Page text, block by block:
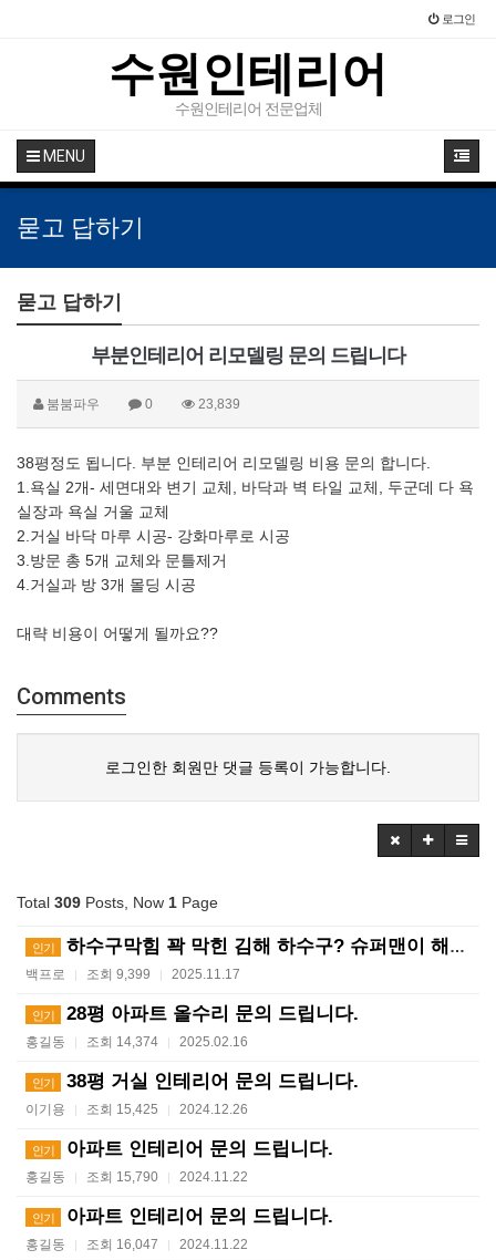
로그인
수원인테리어
수원인테리어 전문업체
MENU
묻고 답하기
묻고 답하기
부분인테리어 리모델링 문의 드립니다
붐붐파우 0 23,839
38평정도 됩니다. 부분 인테리어 리모델링 비용 문의 합니다.
1.욕실 2개- 세면대와 변기 교체, 바닥과 벽 타일 교체, 두군데 다 욕
실장과 욕실 거울 교체
2.거실 바닥 마루 시공- 강화마루로 시공
3.방문 총 5개 교체와 문틀제거
4.거실과 방 3개 몰딩 시공
대략 비용이 어떻게 될까요??
Comments
로그인한 회원만 댓글 등록이 가능합니다.
Total 309 Posts, Now 1 Page
인기 하수구막힘 꽉 막힌 김해 하수구? 슈퍼맨이 해결사! ?…
백프로 | 조회 9,399 | 2025.11.17
인기 28평 아파트 올수리 문의 드립니다.
홍길동 | 조회 14,374 | 2025.02.16
인기 38평 거실 인테리어 문의 드립니다.
이기용 | 조회 15,425 | 2024.12.26
인기 아파트 인테리어 문의 드립니다.
홍길동 | 조회 15,790 | 2024.11.22
인기 아파트 인테리어 문의 드립니다.
홍길동 | 조회 16,047 | 2024.11.22